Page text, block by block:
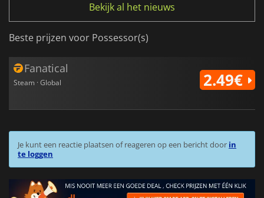
Bekijk al het nieuws
Beste prijzen voor Possessor(s)
Fanatical
Steam · Global 2.49€
Je kunt een reactie plaatsen of reageren op een bericht door in
te loggen